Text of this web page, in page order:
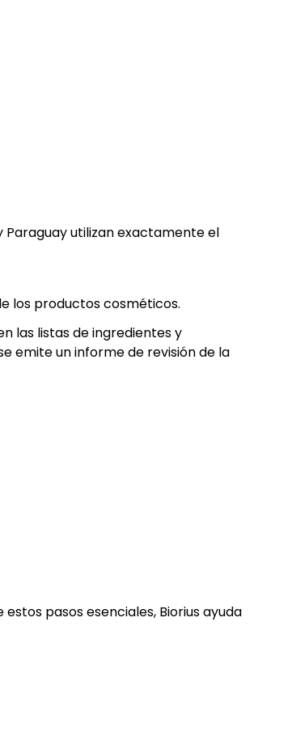
Paraguay utilizan exactamente el
los productos cosméticos.
las listas de ingredientes y
emite un informe de revisión de la
pasos esenciales, Biorius ayuda